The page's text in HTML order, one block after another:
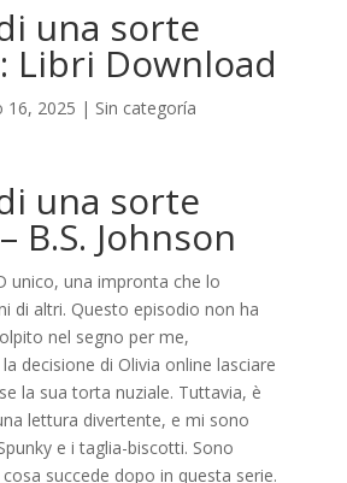
una sorte
Libri Download
16, 2025 | Sin categoría
una sorte
B.S. Johnson
unico, una impronta che lo
di altri. Questo episodio non ha
nel segno per me,
decisione di Olivia online lasciare
la sua torta nuziale. Tuttavia, è
lettura divertente, e mi sono
e i taglia-biscotti. Sono
succede dopo in questa serie.